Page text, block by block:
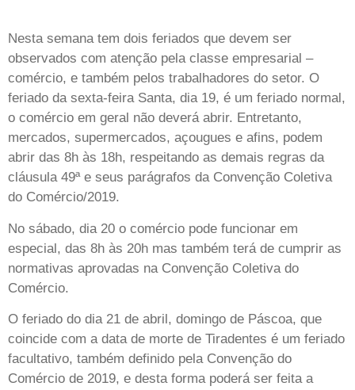
Nesta semana tem dois feriados que devem ser
observados com atenção pela classe empresarial –
comércio, e também pelos trabalhadores do setor. O
feriado da sexta-feira Santa, dia 19, é um feriado normal,
o comércio em geral não deverá abrir. Entretanto,
mercados, supermercados, açougues e afins, podem
abrir das 8h às 18h, respeitando as demais regras da
cláusula 49ª e seus parágrafos da Convenção Coletiva
do Comércio/2019.
No sábado, dia 20 o comércio pode funcionar em
especial, das 8h às 20h mas também terá de cumprir as
normativas aprovadas na Convenção Coletiva do
Comércio.
O feriado do dia 21 de abril, domingo de Páscoa, que
coincide com a data de morte de Tiradentes é um feriado
facultativo, também definido pela Convenção do
Comércio de 2019, e desta forma poderá ser feita a